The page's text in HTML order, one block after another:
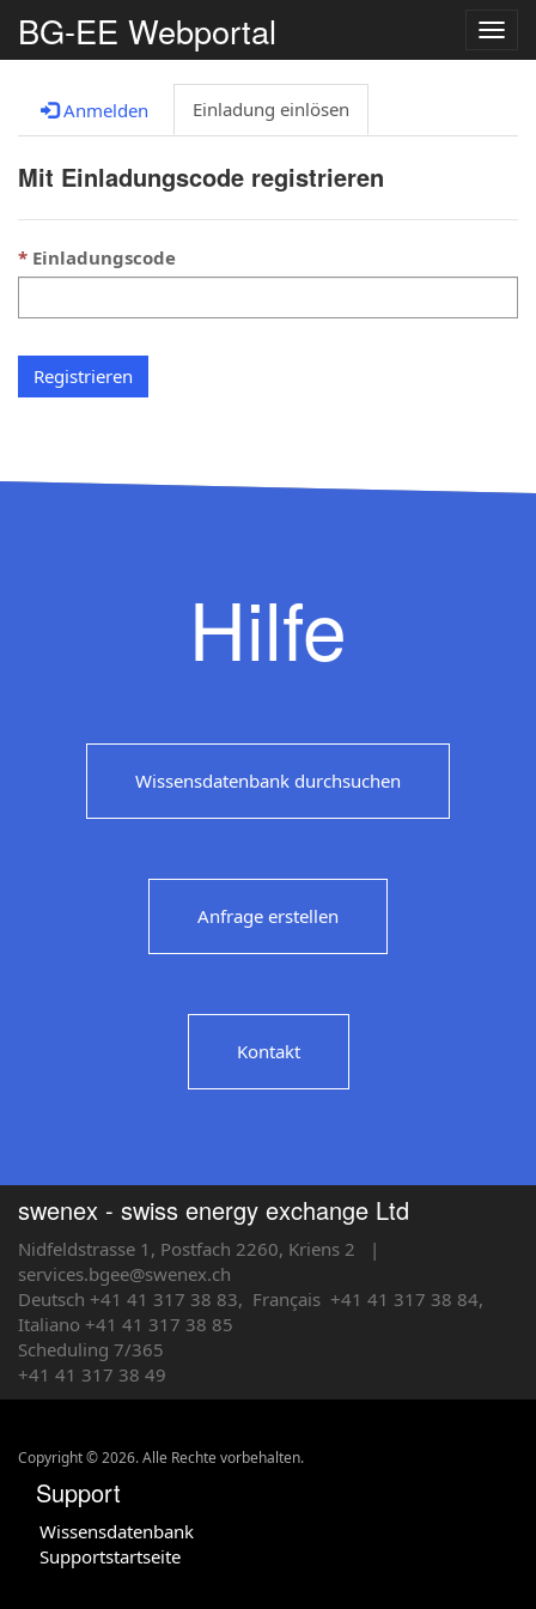
BG-EE Webportal
Anmelden Einladung einlösen
Mit Einladungscode registrieren
Einladungscode
Registrieren
Hilfe
Wissensdatenbank durchsuchen
Anfrage erstellen
Kontakt
swenex - swiss energy exchange Ltd
Nidfeldstrasse 1, Postfach 2260, Kriens 2
|
services.bgee@swenex.ch
Deutsch +41 41 317 38 83, Français +41 41 317 38 84,
Italiano +41 41 317 38 85
Scheduling 7/365
+41 41 317 38 49
Copyright © 2026. Alle Rechte vorbehalten.
Support
Wissensdatenbank
Supportstartseite